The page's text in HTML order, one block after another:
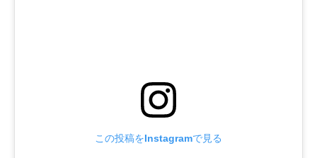
この投稿をInstagramで見る